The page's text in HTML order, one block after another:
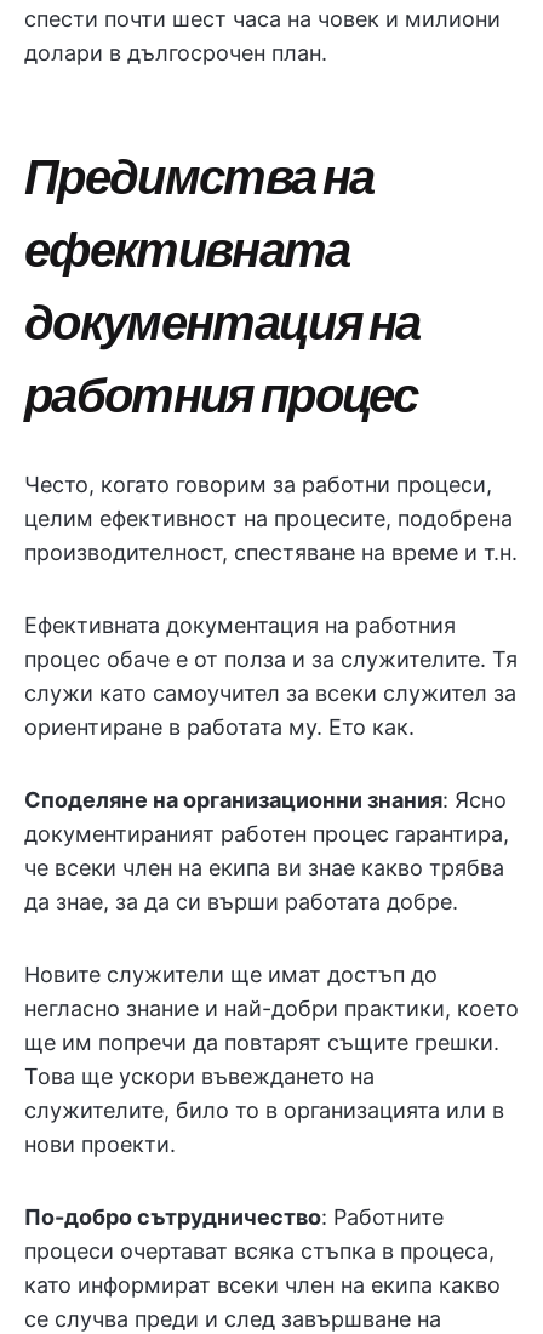
спести почти шест часа на човек и милиони
долари в дългосрочен план.
Предимства на
ефективната
документация на
работния процес
Често, когато говорим за работни процеси,
целим ефективност на процесите, подобрена
производителност, спестяване на време и т.н.
Ефективната документация на работния
процес обаче е от полза и за служителите. Тя
служи като самоучител за всеки служител за
ориентиране в работата му. Ето как.
Споделяне на организационни знания: Ясно
документираният работен процес гарантира,
че всеки член на екипа ви знае какво трябва
да знае, за да си върши работата добре.
Новите служители ще имат достъп до
негласно знание и най-добри практики, което
ще им попречи да повтарят същите грешки.
Това ще ускори въвеждането на
служителите, било то в организацията или в
нови проекти.
По-добро сътрудничество: Работните
процеси очертават всяка стъпка в процеса,
като информират всеки член на екипа какво
се случва преди и след завършване на